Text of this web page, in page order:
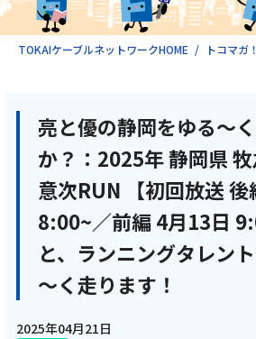
サービスのご
テレビ
電話
TOKAIケーブルネットワークHOME トコマガ！
亮と優の静岡をゆる～
か？：2025年 静岡県
意次RUN 【初回放送 後
8:00~／前編 4月13日
と、ランニングタレン
～く走ります！
2025年04月21日